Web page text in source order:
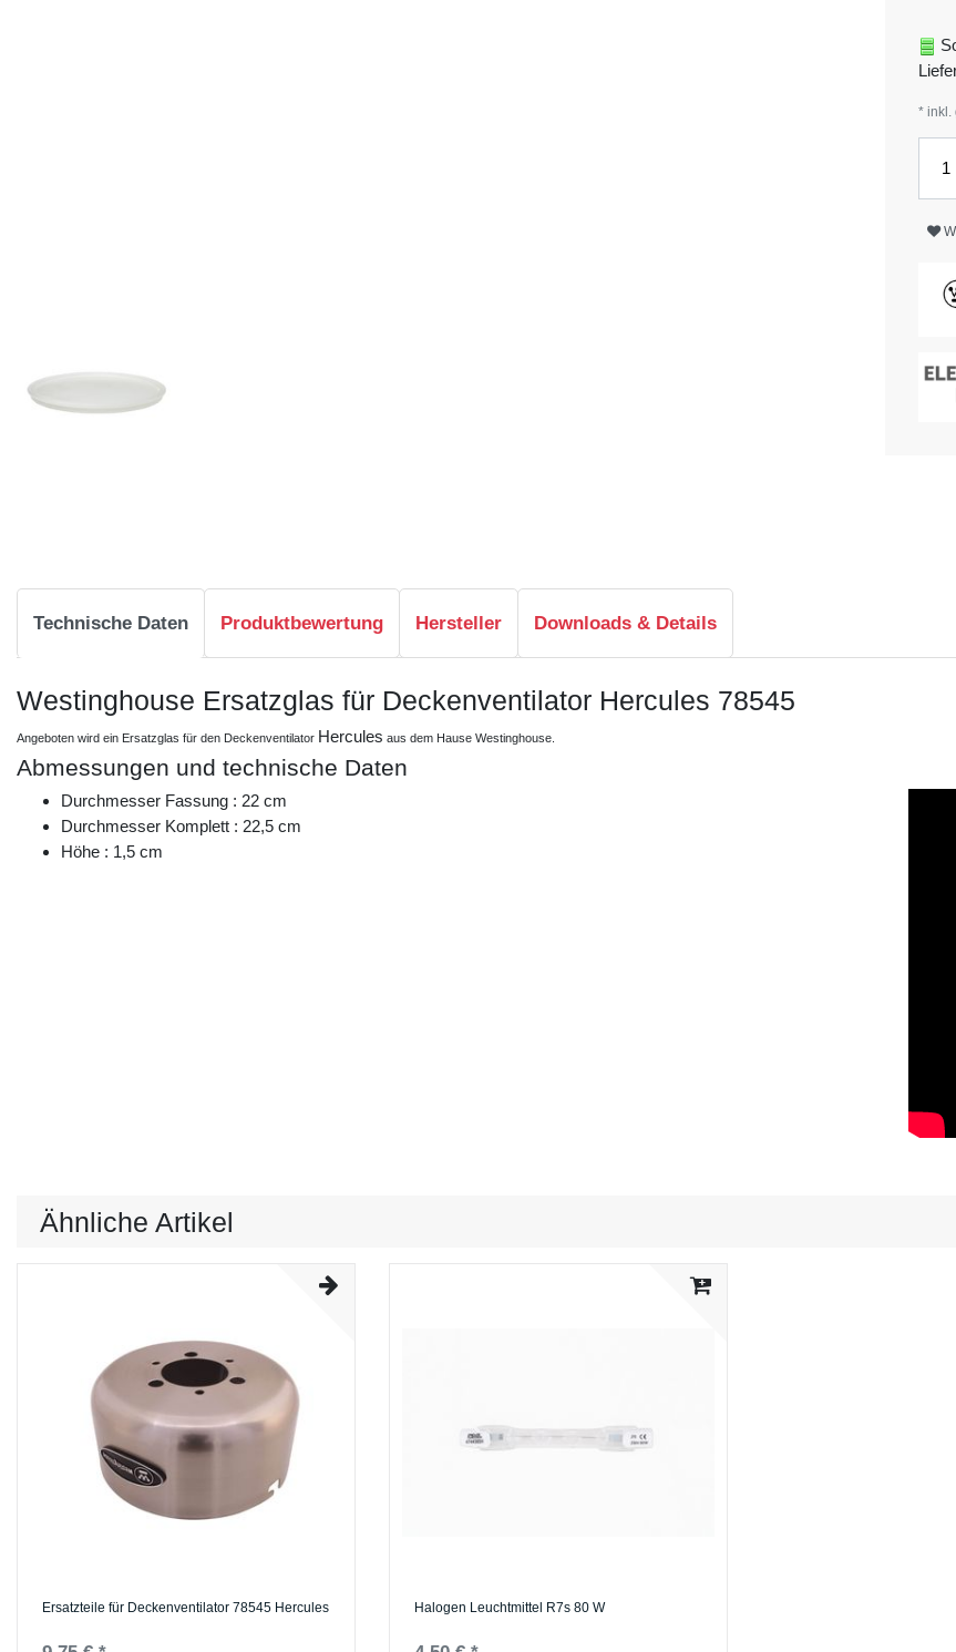
* inkl.
Technische Daten Produktbewertung Hersteller Downloads & Details
Westinghouse Ersatzglas für Deckenventilator Hercules 78545
Angeboten wird ein Ersatzglas für den Deckenventilator Hercules aus dem Hause Westinghouse.
Abmessungen und technische Daten
Durchmesser Fassung : 22 cm
Durchmesser Komplett : 22,5 cm
Höhe : 1,5 cm
Ähnliche Artikel
Ersatzteile für Deckenventilator 78545 Hercules Halogen Leuchtmittel R7s 80 W